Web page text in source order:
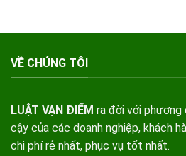
VỀ CHÚNG TÔI
LUẬT VẠN ĐIỂM ra đời với
cậy của các doanh nghiệp, khách
chi phí rẻ nhất, phục vụ tốt nhất.